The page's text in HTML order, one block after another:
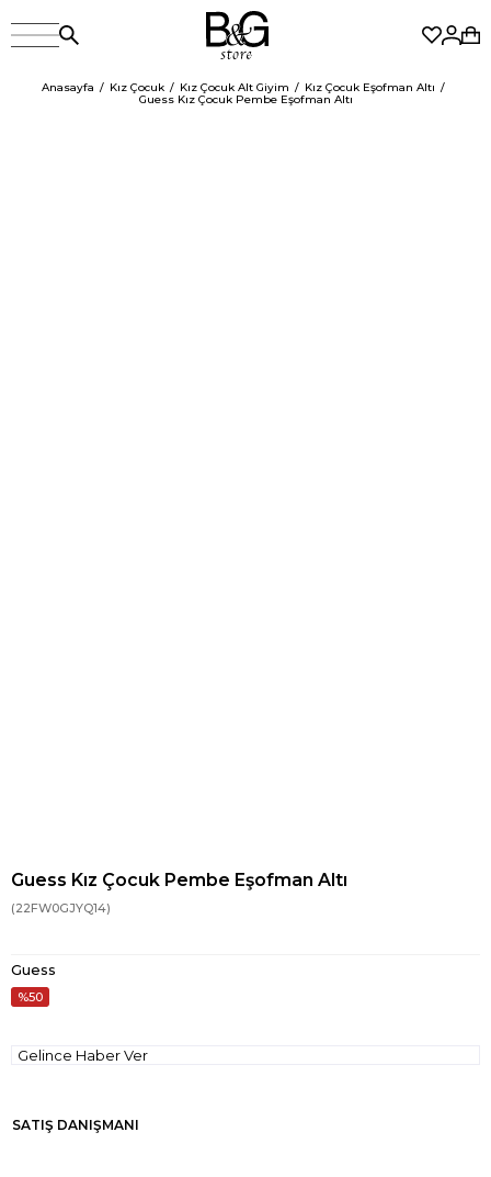
Anasayfa Kız Çocuk Kız Çocuk Alt Giyim
Kız Çocuk Eşofman Altı
Guess Kız Çocuk Pembe Eşofman Altı
Guess Kız Çocuk Pembe Eşofman Altı
(22FW0GJYQ14)
Guess
50
Gelince Haber Ver
SATIŞ DANIŞMANI